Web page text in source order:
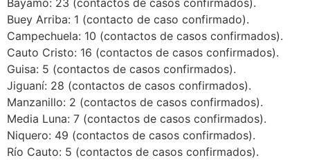
Buey Arriba: 1 (contacto de caso confirmado).
Campechuela: 10 (contactos de casos confirmados).
Cauto Cristo: 16 (contactos de casos confirmados).
Guisa: 5 (contactos de casos confirmados).
Jiguaní: 28 (contactos de casos confirmados).
Manzanillo: 2 (contactos de casos confirmados).
Media Luna: 7 (contactos de casos confirmados).
Niquero: 49 (contactos de casos confirmados).
Río Cauto: 5 (contactos de casos confirmados).